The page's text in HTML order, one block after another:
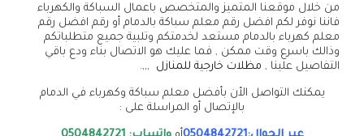
من خلال موقعنا المتميز والمتخصص باعمال السباكة والكهرباء
فاننا نوفر لكم افضل رقم معلم سباكة بالدمام أو رقم افضل رقم
معلم كهرباء بالدمام مستعد لخدمتكم وتلبية جميع متطلباتكم
وذالك باسرع وقت ممكن , فما عليك هو الاتصال بناء ودع باقي
التفاصيل علينا , مظلات خارجية للمنازل ,,,.
يمكنك التواصل الأن بأفضل معلم سباكة وكهرباء في الدمام
بالإتصال أو المراسلة على :